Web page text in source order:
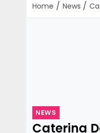
Home / News /
NEWS
Caterina